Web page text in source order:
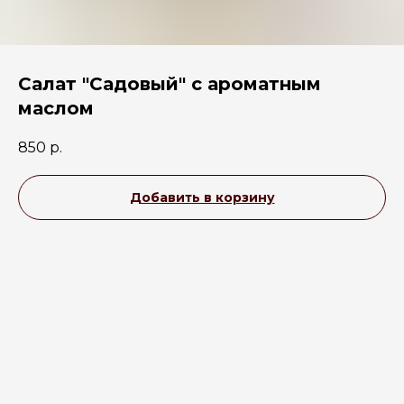
Салат "Садовый" с ароматным
маслом
850 р.
Добавить в корзину